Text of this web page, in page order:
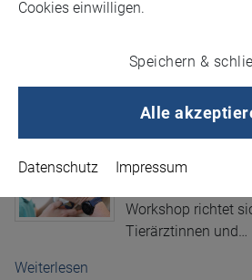
Fortbildung
Frakturbehandlung bei Hunden,
Fokus Kleinstpatienten
Workshop richtet
Tierärztinnen und…
Weiterlesen
Cookies einwilligen.
Speichern &
Alle
Datenschutz Impressum